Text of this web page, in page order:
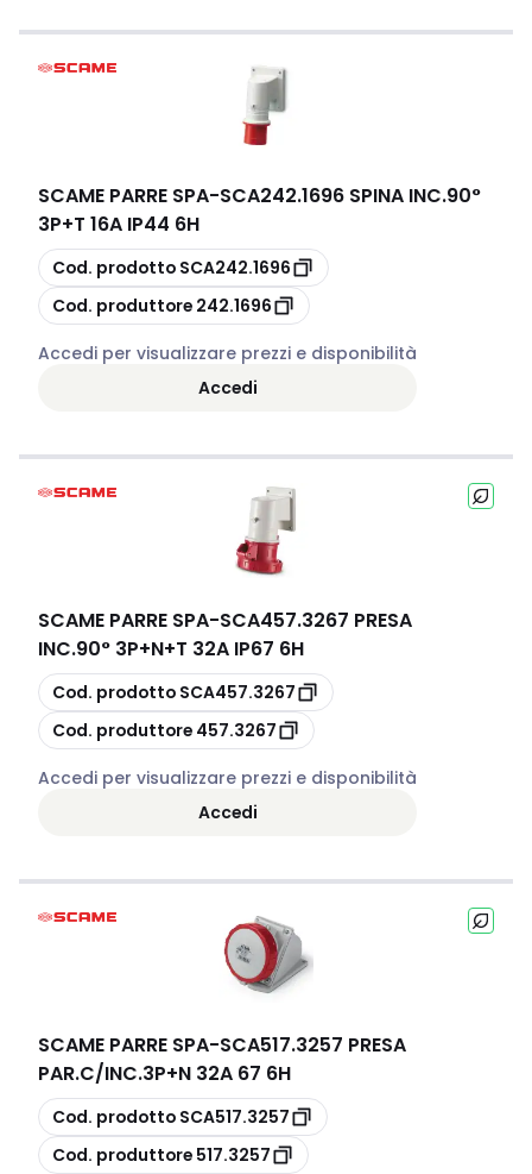
SCAME PARRE SPA-SCA242.1696 SPINA INC.90°
3P+T 16A IP44 6H
copia
Cod. prodotto SCA242.1696
copia
Cod. produttore 242.1696
Accedi per visualizzare prezzi e disponibilità
Accedi
SCAME PARRE SPA-SCA457.3267 PRESA
INC.90° 3P+N+T 32A IP67 6H
copia
Cod. prodotto SCA457.3267
copia
Cod. produttore 457.3267
Accedi per visualizzare prezzi e disponibilità
Accedi
SCAME PARRE SPA-SCA517.3257 PRESA
PAR.C/INC.3P+N 32A 67 6H
copia
Cod. prodotto SCA517.3257
copia
Cod. produttore 517.3257